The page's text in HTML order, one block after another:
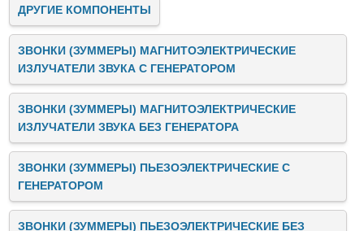
ДРУГИЕ КОМПОНЕНТЫ
ЗВОНКИ (ЗУММЕРЫ) МАГНИТОЭЛЕКТРИЧЕСКИЕ
ИЗЛУЧАТЕЛИ ЗВУКА C ГЕНЕРАТОРОМ
ЗВОНКИ (ЗУММЕРЫ) МАГНИТОЭЛЕКТРИЧЕСКИЕ
ИЗЛУЧАТЕЛИ ЗВУКА БЕЗ ГЕНЕРАТОРА
ЗВОНКИ (ЗУММЕРЫ) ПЬЕЗОЭЛЕКТРИЧЕСКИЕ C
ГЕНЕРАТОРОМ
ЗВОНКИ (ЗУММЕРЫ) ПЬЕЗОЭЛЕКТРИЧЕСКИЕ БЕЗ